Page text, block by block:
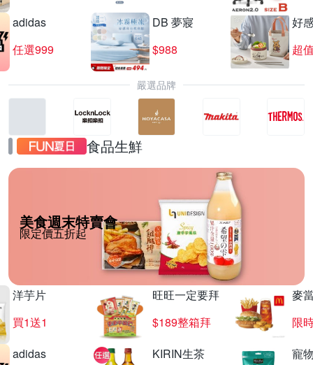
adidas
任選999
DB 夢寢
$988
好
超
嚴選品牌
食品生鮮
美食週末特賣會
限定價五折起
洋芋片
買1送1
旺旺一定要拜
$189整箱拜
麥
限
adidas
KIRIN生茶
寵